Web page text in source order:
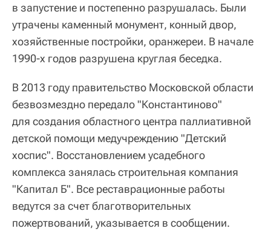
в запустение и постепенно разрушалась. Были
утрачены каменный монумент, конный двор,
хозяйственные постройки, оранжереи. В начале
1990-х годов разрушена круглая беседка.
В 2013 году правительство Московской области
безвозмездно передало "Константиново"
для создания областного центра паллиативной
детской помощи медучреждению "Детский
хоспис". Восстановлением усадебного
комплекса занялась строительная компания
"Капитал Б". Все реставрационные работы
ведутся за счет благотворительных
пожертвований, указывается в сообщении.